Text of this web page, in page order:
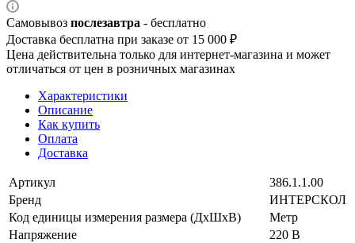
Самовывоз послезавтра - бесплатно
Доставка бесплатна при заказе от 15 000 ₽
Цена действительна только для интернет-магазина и может
отличаться от цен в розничных магазинах
Характеристики
Описание
Как купить
Оплата
Доставка
Артикул
386.1.1.00
Бренд
ИНТЕРСКОЛ
Код единицы измерения размера (ДхШхВ)
Метр
Напряжение
220 В